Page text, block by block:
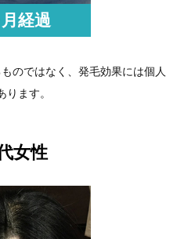
経過
のではなく、発毛効果には個人
ります。
女性